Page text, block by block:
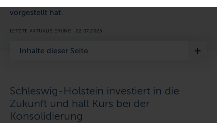
vorgestellt hat.
LETZTE AKTUALISIERUNG: 22.07.2025
Inhalte dieser Seite
Schleswig-Holstein investiert in die
Zukunft und hält Kurs bei der
Konsolidierung